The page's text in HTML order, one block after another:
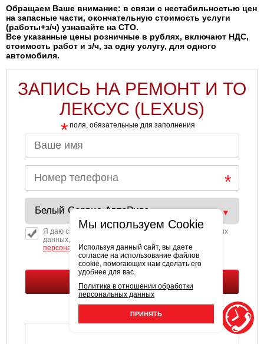
Обращаем Ваше внимание: в связи с нестабильностью цен
на запасные части, окончательную стоимость услуги
(работы+з/ч) узнавайте на СТО.
Все указанные цены розничные в рублях, включают НДС,
стоимость работ и з/ч, за одну услугу, для одного
автомобиля.
ЗАПИСЬ НА РЕМОНТ И ТО
ЛЕКСУС (LEXUS)
* поля, обязательные для заполнения
Я даю свое согласие на обработку моих персональных
данных, в соответствии с политикой обработки
персональныхданных.
Мы используем Cookie
Используя данный сайт, вы даете
согласие на использование файлов
cookie, помогающих нам сделать его
удобнее для вас.
Политика в отношении обработки
персональных данных
ПРИНЯТЬ